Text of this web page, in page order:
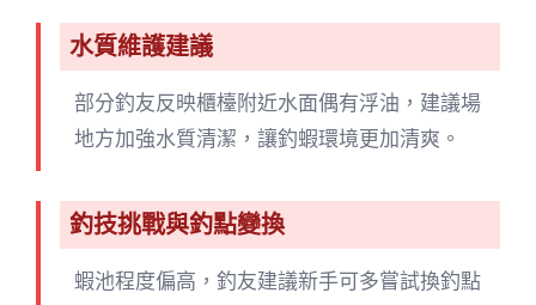
水質維護建議
部分釣友反映櫃檯附近水面偶有浮油，建議場
地方加強水質清潔，讓釣蝦環境更加清爽。
釣技挑戰與釣點變換
蝦池程度偏高，釣友建議新手可多嘗試換釣點